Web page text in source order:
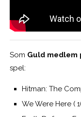
Som Guld medlem
spel:
Hitman: The
We Were Here (